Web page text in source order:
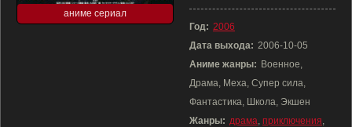
аниме сериал
Год: 2006
Дата выхода: 2006-10-05
Аниме жанры: Военное,
Драма, Меха, Супер сила,
Фантастика, Школа, Экшен
Жанры: драма, приключения,